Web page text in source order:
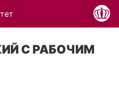
С РАБОЧИМ